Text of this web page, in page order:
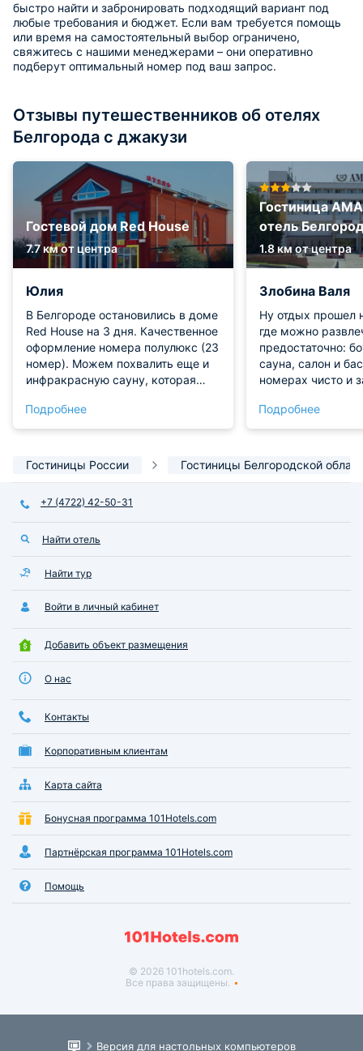
быстро найти и забронировать подходящий вариант под
любые требования и бюджет. Если вам требуется помощь
или время на самостоятельный выбор ограничено,
свяжитесь с нашими менеджерами – они оперативно
подберут оптимальный номер под ваш запрос.
Отзывы путешественников об отелях
Белгорода с джакузи
Гостевой дом Red House
7.7 км от центра
Юлия
В Белгороде остановились в доме
Red House на 3 дня. Качественное
оформление номера полулюкс (23
номер). Можем похвалить еще и
инфракрасную сауну, которая
Также есть и санузел. Цена при
этом изобилии остается в
работает прямо при отеле и
Подробнее
Гостиница
отель
1.8 км от центра
Злобина Валя
Ну отдых прошел
где можно
предостаточно:
сауна, салон и
номерах чисто и
Подробнее
Гостиницы России Гостиницы Белгородской
+7 (4722) 42-50-31
Найти отель
Найти тур
Войти в личный кабинет
Добавить объект размещения
О нас
Контакты
Корпоративным клиентам
Карта сайта
Бонусная программа 101Hotels.com
Партнёрская программа 101Hotels.com
Помощь
© 2026 101hotels.com.
Все права защищены.
Версия для настольных компьютеров